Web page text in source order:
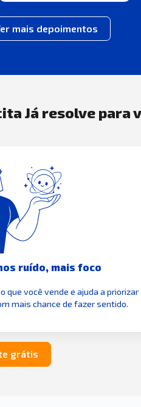
mais depoimentos
Já resolve para
ruído, mais foco
que você vende e ajuda a priorizar
mais chance de fazer sentido.
grátis